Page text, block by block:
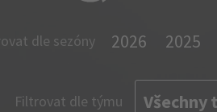
dle sezóny 2026 2025
Filtrovat dle týmu